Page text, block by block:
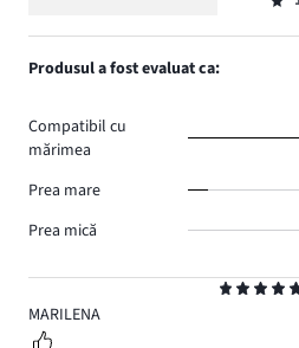
5
MARILENA
33.
5.
2,
1,
Produsul a fost evaluat ca:
Compatibil cu
mărimea
Prea mare
Prea mică